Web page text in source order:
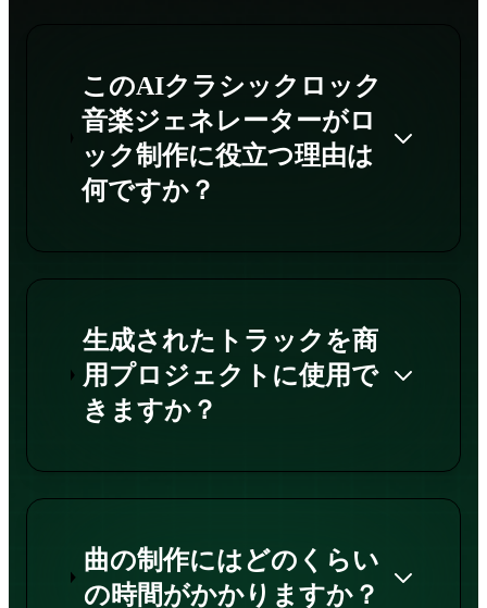
このAIクラシックロック
音楽ジェネレーターがロ
ック制作に役立つ理由は
何ですか？
生成されたトラックを商
用プロジェクトに使用で
きますか？
曲の制作にはどのくらい
の時間がかかりますか？